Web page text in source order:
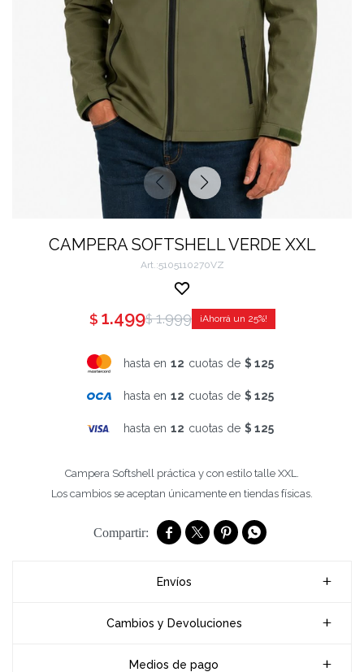
CAMPERA SOFTSHELL VERDE XXL
5105110270VZ
$ 1.499$ 1.999 25
hasta en 12 cuotas de $ 125
hasta en 12 cuotas de $ 125
hasta en 12 cuotas de $ 125
Campera Softshell práctica y con estilo talle XXL.
Los cambios se aceptan únicamente en tiendas físicas.
   
Envíos
Cambios y Devoluciones
Medios de pago